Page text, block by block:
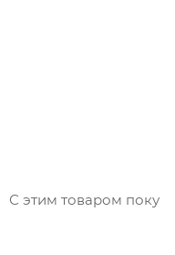
С этим товаром